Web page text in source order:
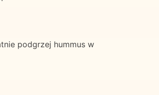
podgrzej hummus w